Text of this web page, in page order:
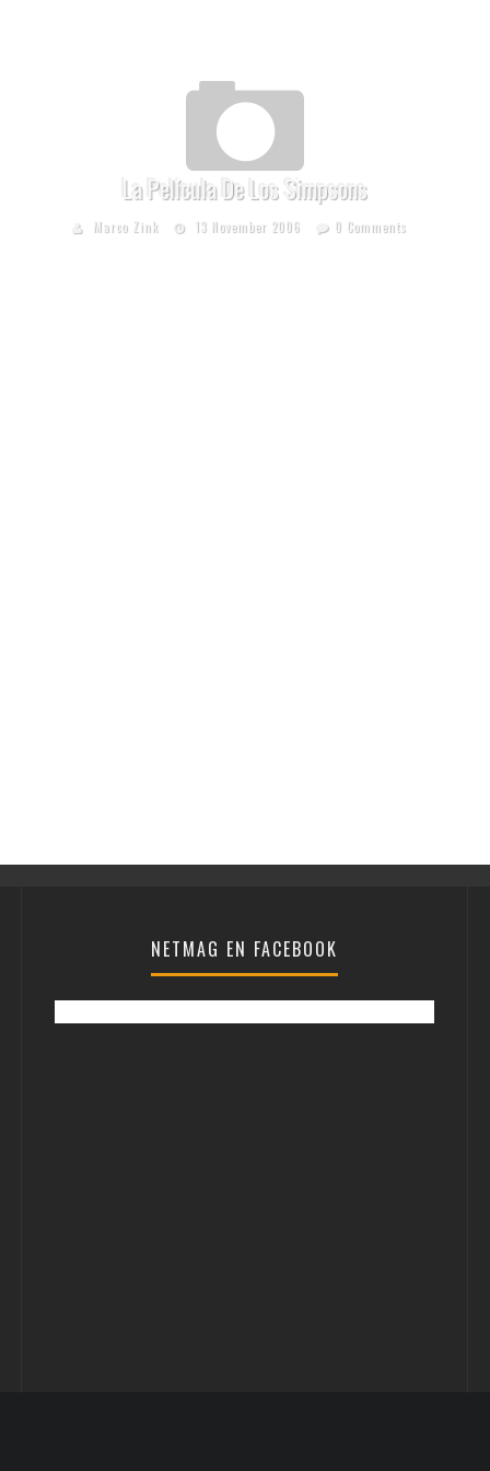
La Película De Los Simpsons
Marco Zink 13 November 2006 0 Comments
NETMAG EN FACEBOOK